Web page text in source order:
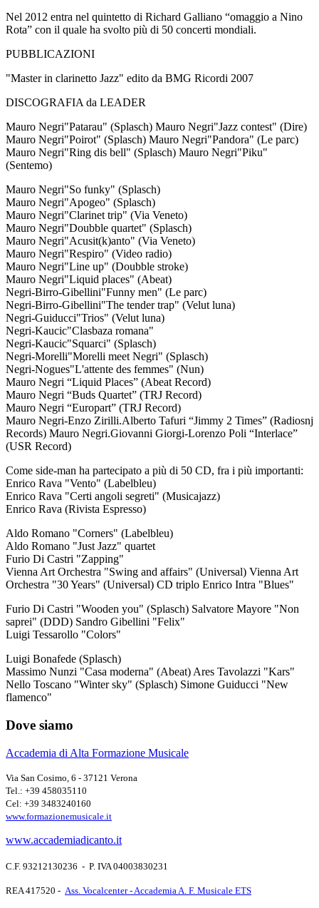
Nel 2012 entra nel quintetto di Richard Galliano “omaggio a Nino
Rota” con il quale ha svolto più di 50 concerti mondiali.
PUBBLICAZIONI
"Master in clarinetto Jazz" edito da BMG Ricordi 2007
DISCOGRAFIA da LEADER
Mauro Negri"Patarau" (Splasch) Mauro Negri"Jazz contest" (Dire)
Mauro Negri"Poirot" (Splasch) Mauro Negri"Pandora" (Le parc)
Mauro Negri"Ring dis bell" (Splasch) Mauro Negri"Piku"
(Sentemo)
Mauro Negri"So funky" (Splasch)
Mauro Negri"Apogeo" (Splasch)
Mauro Negri"Clarinet trip" (Via Veneto)
Mauro Negri"Doubble quartet" (Splasch)
Mauro Negri"Acusit(k)anto" (Via Veneto)
Mauro Negri"Respiro" (Video radio)
Mauro Negri"Line up" (Doubble stroke)
Mauro Negri"Liquid places" (Abeat)
Negri-Birro-Gibellini"Funny men" (Le parc)
Negri-Birro-Gibellini"The tender trap" (Velut luna)
Negri-Guiducci"Trios" (Velut luna)
Negri-Kaucic"Clasbaza romana"
Negri-Kaucic"Squarci" (Splasch)
Negri-Morelli"Morelli meet Negri" (Splasch)
Negri-Nogues"L'attente des femmes" (Nun)
Mauro Negri “Liquid Places” (Abeat Record)
Mauro Negri “Buds Quartet” (TRJ Record)
Mauro Negri “Europart” (TRJ Record)
Mauro Negri-Enzo Zirilli.Alberto Tafuri “Jimmy 2 Times” (Radiosnj
Records) Mauro Negri.Giovanni Giorgi-Lorenzo Poli “Interlace”
(USR Record)
Come side-man ha partecipato a più di 50 CD, fra i più importanti:
Enrico Rava "Vento" (Labelbleu)
Enrico Rava "Certi angoli segreti" (Musicajazz)
Enrico Rava (Rivista Espresso)
Aldo Romano "Corners" (Labelbleu)
Aldo Romano "Just Jazz" quartet
Furio Di Castri "Zapping"
Vienna Art Orchestra "Swing and affairs" (Universal) Vienna Art
Orchestra "30 Years" (Universal) CD triplo Enrico Intra "Blues"
Furio Di Castri "Wooden you" (Splasch) Salvatore Mayore "Non
saprei" (DDD) Sandro Gibellini "Felix"
Luigi Tessarollo "Colors"
Luigi Bonafede (Splasch)
Massimo Nunzi "Casa moderna" (Abeat) Ares Tavolazzi "Kars"
Nello Toscano "Winter sky" (Splasch) Simone Guiducci "New
flamenco"
Dove siamo
Accademia di Alta Formazione Musicale
Via San Cosimo, 6 - 37121 Verona
Tel.: +39 458035110
Cel: +39 3483240160
www.formazionemusicale.it
www.accademiadicanto.it
C.F. 93212130236 - P. IVA 04003830231
REA 417520 - Ass. Vocalcenter - Accademia A. F. Musicale ETS